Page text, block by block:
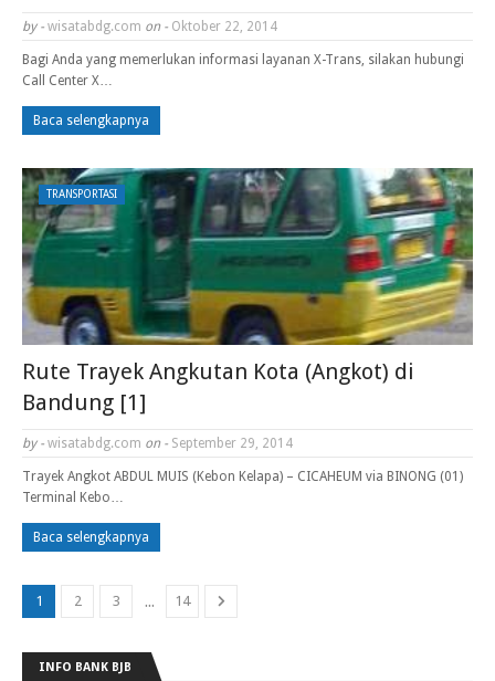
by - wisatabdg.com on - Oktober 22, 2014
Bagi Anda yang memerlukan informasi layanan X-Trans, silakan hubungi
Call Center X…
Baca selengkapnya
TRANSPORTASI
Rute Trayek Angkutan Kota (Angkot) di
Bandung [1]
by - wisatabdg.com on - September 29, 2014
Trayek Angkot ABDUL MUIS (Kebon Kelapa) – CICAHEUM via BINONG (01)
Terminal Kebo…
Baca selengkapnya
1 2 3 ... 14
INFO BANK BJB